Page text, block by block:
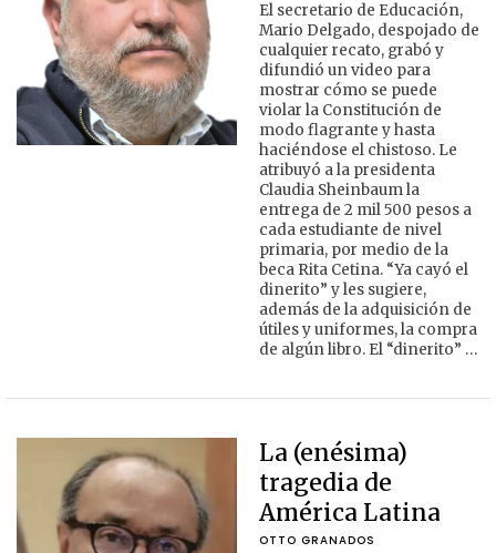
El secretario de Educación,
Mario Delgado, despojado de
cualquier recato, grabó y
difundió un video para
mostrar cómo se puede
violar la Constitución de
modo flagrante y hasta
haciéndose el chistoso. Le
atribuyó a la presidenta
Claudia Sheinbaum la
entrega de 2 mil 500 pesos a
cada estudiante de nivel
primaria, por medio de la
beca Rita Cetina. “Ya cayó el
dinerito” y les sugiere,
además de la adquisición de
útiles y uniformes, la compra
de algún libro. El “dinerito” …
La (enésima)
tragedia de
América Latina
OTTO GRANADOS